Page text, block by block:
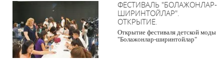
ФЕСТИВАЛЬ "БОЛАЖОНЛАР-
ШИРИНТОЙЛАР".
ОТКРЫТИЕ.
Открытие фестиваля детской моды
"Болажонлар-ширинтойлар"